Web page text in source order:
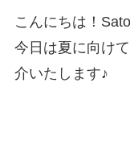
こんにちは！
今日は夏に向け
介いたします♪